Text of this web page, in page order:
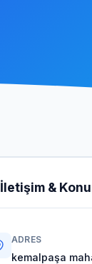
İletişim &
ADRES
kemalpaşa